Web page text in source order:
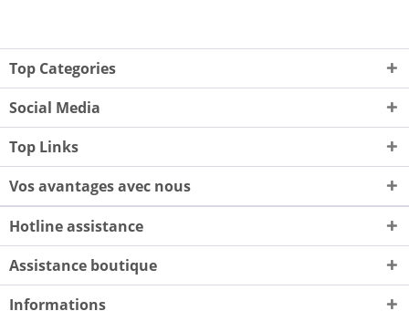
Top Categories
Social Media
Top Links
Vos avantages avec nous
Hotline assistance
Assistance boutique
Informations